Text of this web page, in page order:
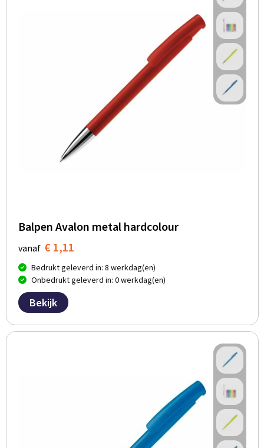
Balpen Avalon metal hardcolour
vanaf € 1,11
Bedrukt geleverd in: 8 werkdag(en)
Onbedrukt geleverd in: 0 werkdag(en)
Bekijk